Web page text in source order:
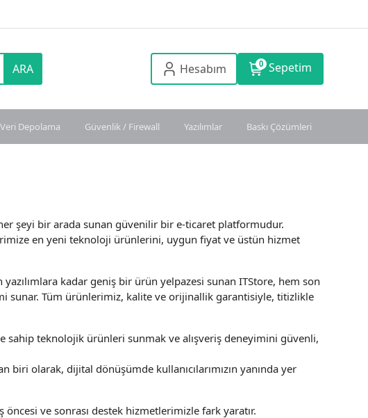
ARA Hesabım 0 Sepetim
Veri Depolama Güvenlik / Firewall Yazılımlar Baskı Çözümleri
şeyi bir arada sunan güvenilir bir e-ticaret platformudur.
en yeni teknoloji ürünlerini, uygun fiyat ve üstün hizmet
kadar geniş bir ürün yelpazesi sunan ITStore, hem son
sunar. Tüm ürünlerimiz, kalite ve orijinallik garantisiyle, titizlikle
teknolojik ürünleri sunmak ve alışveriş deneyimini güvenli,
biri olarak, dijital dönüşümde kullanıcılarımızın yanında yer
ve sonrası destek hizmetlerimizle fark yaratır.